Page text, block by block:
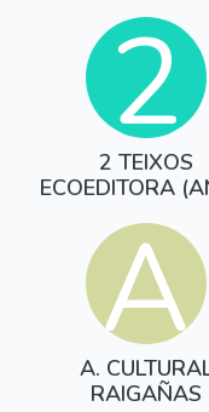
2
2 TEIXOS
ECOEDITORA
A
A.
RAIGAÑAS